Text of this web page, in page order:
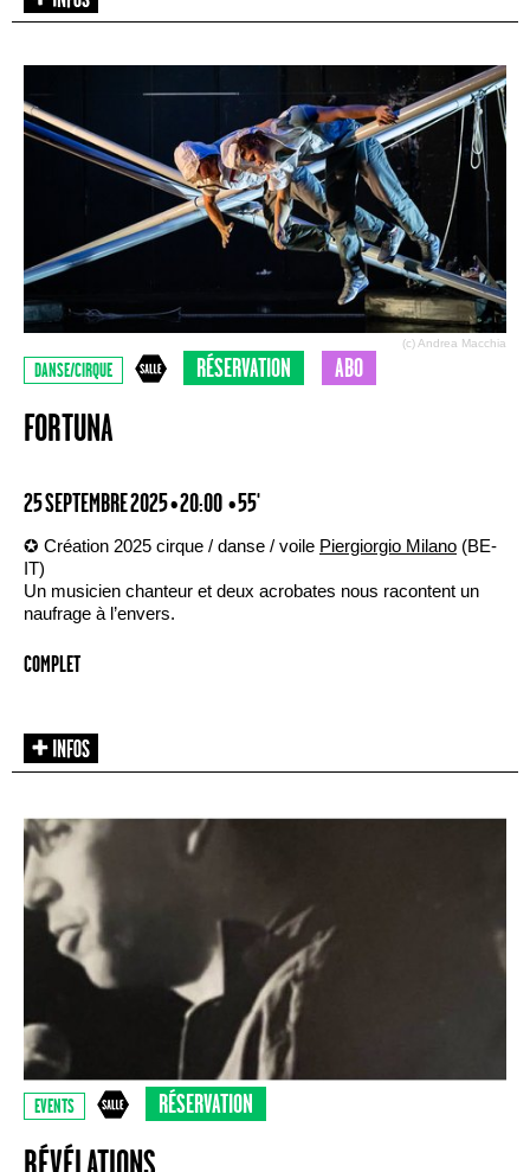
(c) Andrea Macchia
DANSE/CIRQUE RÉSERVATION ABO
FORTUNA
25 SEPTEMBRE 2025 • 20:00 • 55'
✪ Création 2025 cirque / danse / voile Piergiorgio Milano (BE-
IT)
Un musicien chanteur et deux acrobates nous racontent un
naufrage à l’envers.
COMPLET
EVENTS RÉSERVATION